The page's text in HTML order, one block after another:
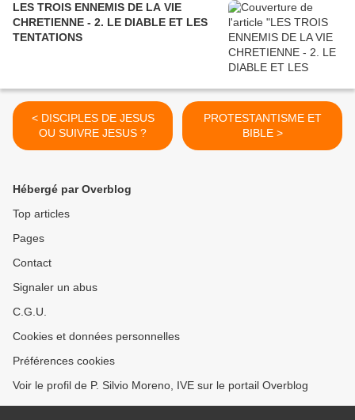
LES TROIS ENNEMIS DE LA VIE
CHRETIENNE - 2. LE DIABLE ET LES
TENTATIONS
< DISCIPLES DE JESUS
OU SUIVRE JESUS ?
PROTESTANTISME ET
BIBLE >
Hébergé par Overblog
Top articles
Pages
Contact
Signaler un abus
C.G.U.
Cookies et données personnelles
Préférences cookies
Voir le profil de P. Silvio Moreno, IVE sur le portail Overblog